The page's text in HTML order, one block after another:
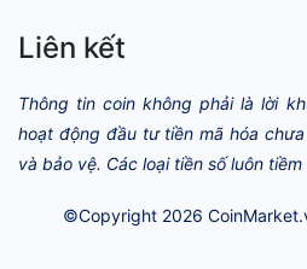
Liên kết
Thông tin coin không phải là lời
hoạt động đầu tư tiền mã hóa
và bảo vệ. Các loại tiền số luôn
©Copyright 2026